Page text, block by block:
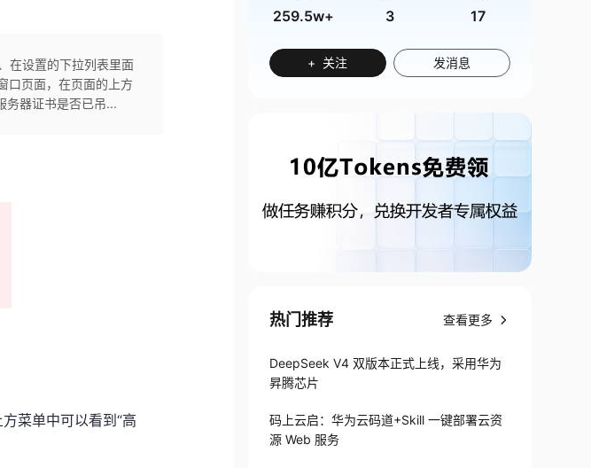
在设置的下拉列表里面
口页面，在页面的上方
务器证书是否已吊...
菜单中可以看到“高
259.5w+ 3 17
+ 关注 发消息
热门推荐 查看更多
DeepSeek V4 双版本正式上线，采用华为
昇腾芯片
码上云启：华为云码道+Skill 一键部署云资
源 Web 服务